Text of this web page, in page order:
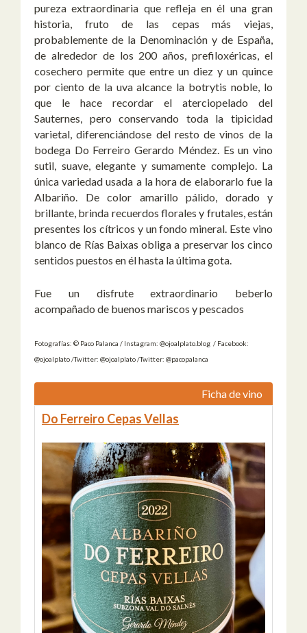
pureza extraordinaria que refleja en él una gran
historia, fruto de las cepas más viejas,
probablemente de la Denominación y de España,
de alrededor de los 200 años, prefiloxéricas, el
cosechero permite que entre un diez y un quince
por ciento de la uva alcance la botrytis noble, lo
que le hace recordar el aterciopelado del
Sauternes, pero conservando toda la tipicidad
varietal, diferenciándose del resto de vinos de la
bodega Do Ferreiro Gerardo Méndez. Es un vino
sutil, suave, elegante y sumamente complejo. La
única variedad usada a la hora de elaborarlo fue la
Albariño. De color amarillo pálido, dorado y
brillante, brinda recuerdos florales y frutales, están
presentes los cítricos y un fondo mineral. Este vino
blanco de Rías Baixas obliga a preservar los cinco
sentidos puestos en él hasta la última gota.
Fue un disfrute extraordinario beberlo
acompañado de buenos mariscos y pescados
Fotografías: © Paco Palanca / Instagram: @ojoalplato.blog / Facebook:
@ojoalplato /Twitter: @ojoalplato /Twitter: @pacopalanca
Ficha de vino
Do Ferreiro Cepas Vellas